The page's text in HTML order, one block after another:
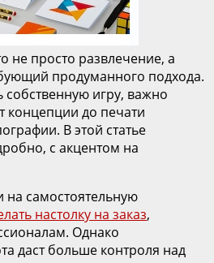
не просто развлечение, а
продуманного подхода.
собственную игру, важно
концепции до печати
В этой статье
с акцентом на
на самостоятельную
настолку на заказ,
Однако
даст больше контроля над